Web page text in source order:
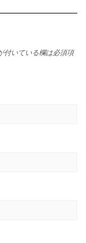
付いている欄は必須項